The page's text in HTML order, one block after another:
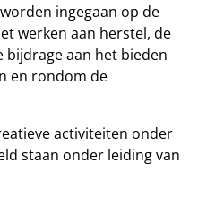
ingegaan op de
werken aan herstel, de
aan het bieden
en rondom de
activiteiten onder
staan onder leiding van